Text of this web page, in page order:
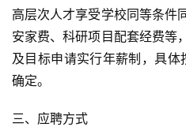
高层次人才享受学校同等条件
安家费、科研项目配套经费等
及目标申请实行年薪制，具体
确定。
三、应聘方式